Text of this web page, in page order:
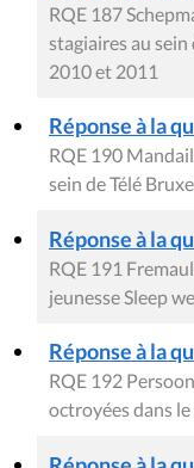
RQE 187
stagiaires au
2010 et 2011
Réponse à la
RQE 190
sein de Télé
Réponse à la
RQE 191
jeunesse Sleep
Réponse à la
RQE 192
octroyées dans